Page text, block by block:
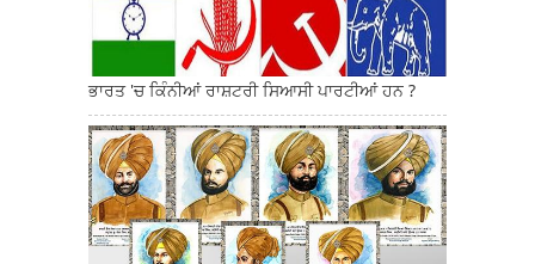
ਭਾਰਤ 'ਚ ਕਿੰਨੀਆਂ ਰਾਸ਼ਟਰੀ ਸਿਆਸੀ ਪਾਰਟੀਆਂ ਹਨ ?